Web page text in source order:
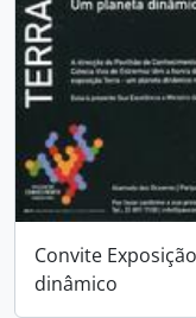
Convite
dinâmico